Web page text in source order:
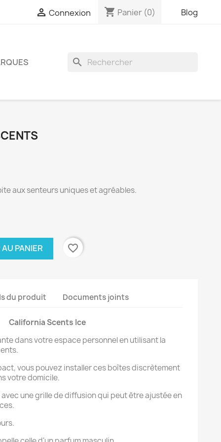
 Connexion shopping_cart Panier (0) Blog
search
aux senteurs uniques et agréables.
PANIER favorite_border
du produit Documents joints
California Scents Ice
dans votre espace personnel en utilisant la
vous pouvez installer ces boîtes discrètement
votre domicile.
une grille de diffusion qui peut être ajustée en